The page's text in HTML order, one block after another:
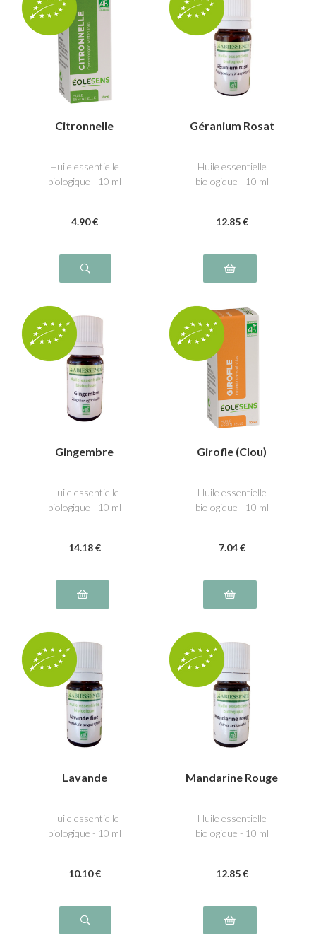
Citronnelle
Huile essentielle
biologique - 10 ml
4.90 €
Géranium Rosat
Huile essentielle
biologique - 10 ml
12.85 €
Gingembre
Huile essentielle
biologique - 10 ml
14.18 €
Girofle (Clou)
Huile essentielle
biologique - 10 ml
7.04 €
Lavande
Huile essentielle
biologique - 10 ml
10.10 €
Mandarine Rouge
Huile essentielle
biologique - 10 ml
12.85 €